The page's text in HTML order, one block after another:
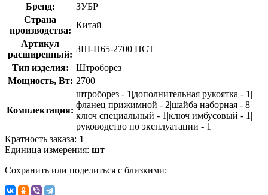
Бренд:
ЗУБР
Страна
производства:
Китай
Артикул
расширенный:
ЗШ-П65-2700 ПСТ
Тип изделия:
Штроборез
Мощность, Вт: 2700
Комплектация:
штроборез - 1|дополнительная рукоятка - 1|
фланец прижимной - 2|шайба наборная - 8|
ключ специальный - 1|ключ имбусовый - 1|
руководство по эксплуатации - 1
Кратность заказа: 1
Единица измерения: шт
Сохранить или поделиться с близкими: